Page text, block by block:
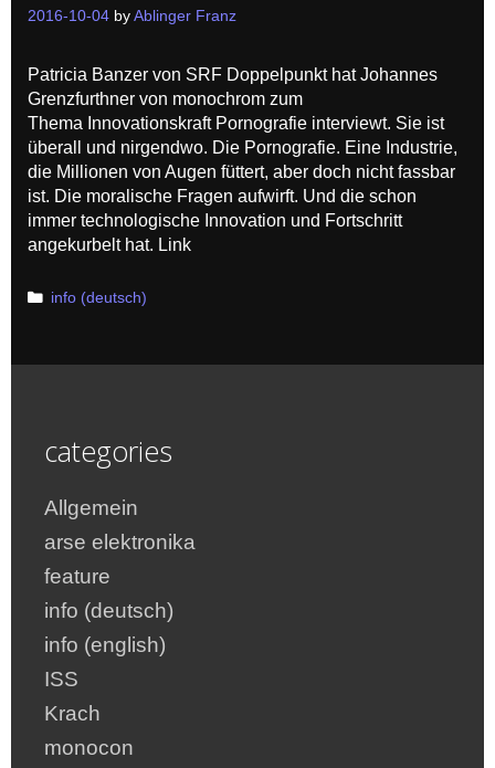
2016-10-04 by Ablinger Franz
Patricia Banzer von SRF Doppelpunkt hat Johannes
Grenzfurthner von monochrom zum
Thema Innovationskraft Pornografie interviewt. Sie ist
überall und nirgendwo. Die Pornografie. Eine Industrie,
die Millionen von Augen füttert, aber doch nicht fassbar
ist. Die moralische Fragen aufwirft. Und die schon
immer technologische Innovation und Fortschritt
angekurbelt hat. Link
Categories
info (deutsch)
categories
Allgemein
arse elektronika
feature
info (deutsch)
info (english)
ISS
Krach
monocon